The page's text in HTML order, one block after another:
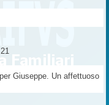
Giuseppe. Un affettuoso